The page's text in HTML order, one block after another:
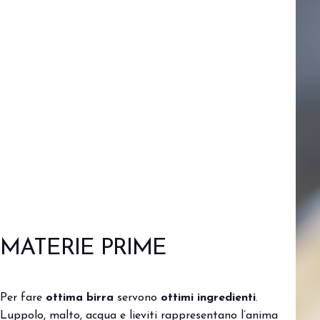
MATERIE PRIME
Per fare ottima birra servono ottimi ingredienti.
Luppolo, malto, acqua e lieviti rappresentano l’anima